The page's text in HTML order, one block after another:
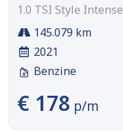
1.0 TSI Style Intense
145.079 km
2021
Benzine
€ 178 p/m